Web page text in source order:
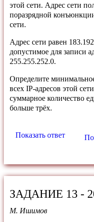
этой сети. Адрес сети
поразрядной
сети.
Адрес сети равен
допустимое для записи
255.255.252.0.
Определите
всех IP-адресов этой
суммарное количество
больше трёх.
Показать ответ
ЗАДАНИЕ 13 -
М. Ишимов